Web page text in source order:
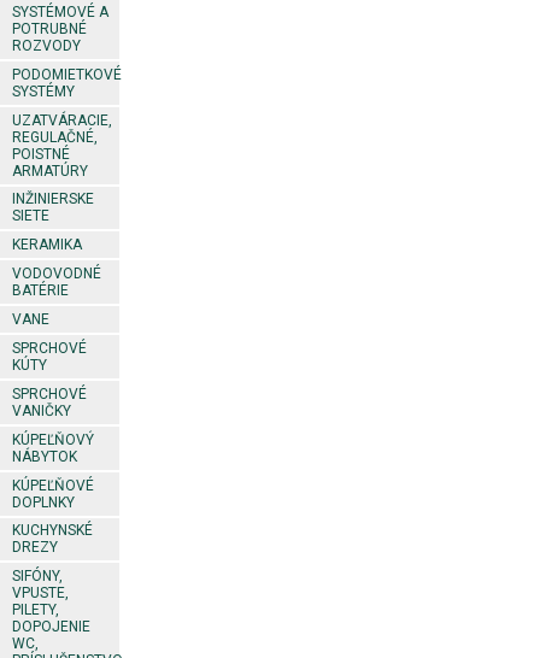
SYSTÉMOVÉ A
POTRUBNÉ
ROZVODY
PODOMIETKOVÉ
SYSTÉMY
UZATVÁRACIE,
REGULAČNÉ,
POISTNÉ
ARMATÚRY
INŽINIERSKE
SIETE
KERAMIKA
VODOVODNÉ
BATÉRIE
VANE
SPRCHOVÉ
KÚTY
SPRCHOVÉ
VANIČKY
KÚPEĽŇOVÝ
NÁBYTOK
KÚPEĽŇOVÉ
DOPLNKY
KUCHYNSKÉ
DREZY
SIFÓNY,
VPUSTE,
PILETY,
DOPOJENIE
WC,